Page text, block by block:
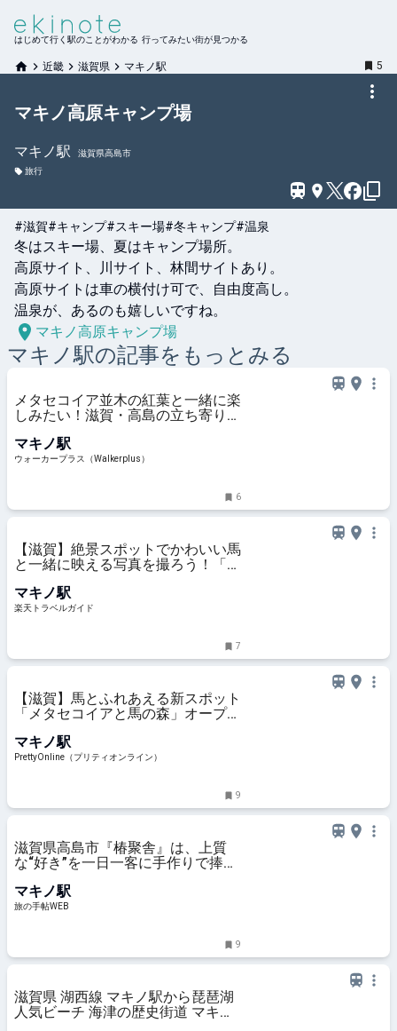
はじめて行く駅のことがわかる 行ってみたい街が見つかる
近畿 滋賀県 マキノ駅 5
マキノ高原キャンプ場
マキノ駅
滋賀県高島市
旅行
#滋賀#キャンプ#スキー場#冬キャンプ#温泉
冬はスキー場、夏はキャンプ場所。
高原サイト、川サイト、林間サイトあり。
高原サイトは車の横付け可で、自由度高し。
温泉が、あるのも嬉しいですね。
マキノ高原キャンプ場
マキノ駅の記事をもっとみる
メタセコイア並木の紅葉と一緒に楽
しみたい！滋賀・高島の立ち寄りス
マキノ駅
ウォーカープラス（Walkerplus）
6
【滋賀】絶景スポットでかわいい馬
と一緒に映える写真を撮ろう！「メ
イド 【楽天トラベル】
マキノ駅
楽天トラベルガイド
7
【滋賀】馬とふれあえる新スポット
「メタセコイアと馬の森」オープン
マキノ駅
PrettyOnline（プリティオンライン）
9
滋賀県高島市『椿聚舎』は、上質
な“好き”を一日一客に手作りで捧げ
マキノ駅
旅の手帖WEB
9
滋賀県 湖西線 マキノ駅から琵琶湖
人気ビーチ 海津の歴史街道 マキノ